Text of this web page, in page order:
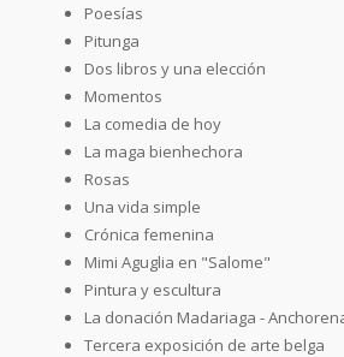
Poesías
Pitunga
Dos libros y una elección
Momentos
La comedia de hoy
La maga bienhechora
Rosas
Una vida simple
Crónica femenina
Mimi Aguglia en "Salome"
Pintura y escultura
La donación Madariaga -
Tercera exposición de arte belga